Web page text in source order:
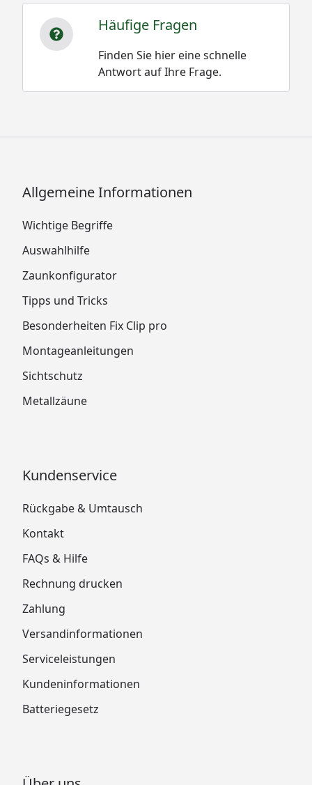
Häufige Fragen
Finden Sie hier eine schnelle
Antwort auf Ihre Frage.
Allgemeine Informationen
Wichtige Begriffe
Auswahlhilfe
Zaunkonfigurator
Tipps und Tricks
Besonderheiten Fix Clip pro
Montageanleitungen
Sichtschutz
Metallzäune
Kundenservice
Rückgabe & Umtausch
Kontakt
FAQs & Hilfe
Rechnung drucken
Zahlung
Versandinformationen
Serviceleistungen
Kundeninformationen
Batteriegesetz